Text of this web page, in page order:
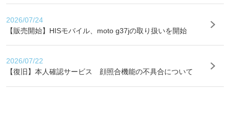
2026/07/24
【販売開始】HISモバイル、moto g37jの取り扱いを開始
2026/07/22
【復旧】本人確認サービス 顔照合機能の不具合について